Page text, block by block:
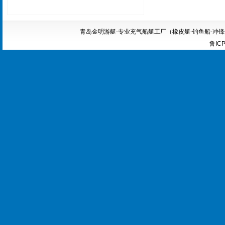
青岛金明游艇-专业充气船艇工厂（橡皮艇-钓鱼船-冲
鲁